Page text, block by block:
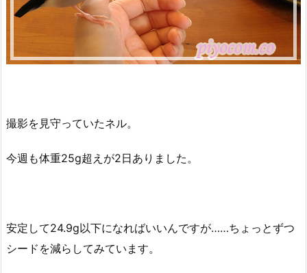
撮影を見守っていたネル。
今週も体重25g超えが2日ありました。
安定して24.9g以下になればいいんですが……ちょっとずつ
シードを減らしてみています。